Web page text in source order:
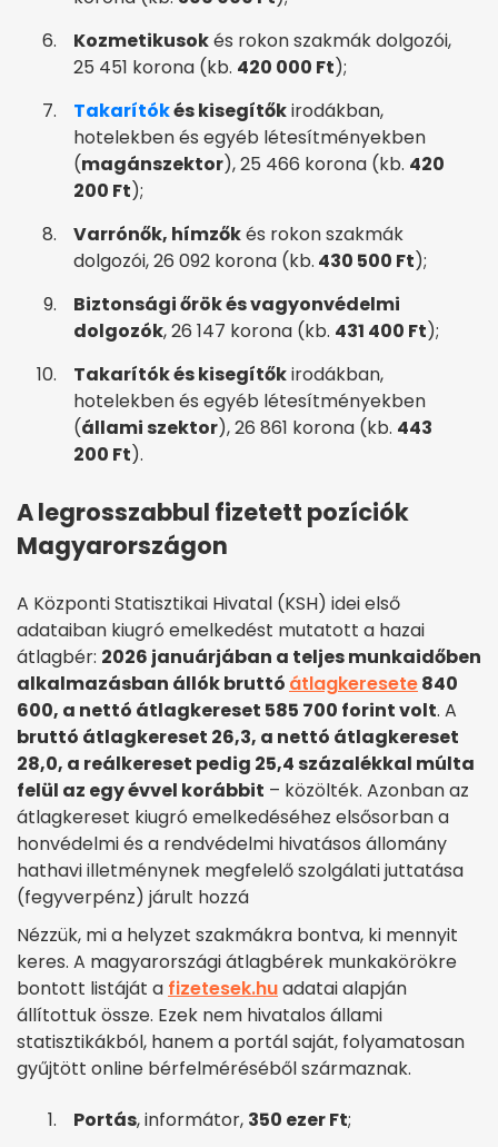
Kozmetikusokés rokon szakmák dolgozói,
25 451 korona (kb. 420 000 Ft);
Takarítókés kisegítőkirodákban,
hotelekben és egyéb létesítményekben
(magánszektor), 25 466 korona (kb. 420
200 Ft);
Varrónők, hímzőkés rokon szakmák
dolgozói, 26 092 korona (kb. 430 500 Ft);
Biztonsági őrök és vagyonvédelmi
dolgozók, 26 147 korona (kb. 431 400 Ft);
Takarítók és kisegítőkirodákban,
hotelekben és egyéb létesítményekben
(állami szektor), 26 861 korona (kb. 443
200 Ft).
A legrosszabbul fizetett pozíciók
Magyarországon
A Központi Statisztikai Hivatal (KSH) idei első
adataiban kiugró emelkedést mutatott a hazai
átlagbér: 2026 januárjában a teljes munkaidőben
alkalmazásban állók bruttó átlagkeresete840
600, a nettó átlagkereset 585 700 forint volt. A
bruttó átlagkereset 26,3, a nettó átlagkereset
28,0, a reálkereset pedig 25,4 százalékkal múlta
felül az egy évvel korábbit – közölték. Azonban az
átlagkereset kiugró emelkedéséhez elsősorban a
honvédelmi és a rendvédelmi hivatásos állomány
hathavi illetménynek megfelelő szolgálati juttatása
(fegyverpénz) járult hozzá
Nézzük, mi a helyzet szakmákra bontva, ki mennyit
keres. A magyarországi átlagbérek munkakörökre
bontott listáját a fizetesek.huadatai alapján
állítottuk össze. Ezek nem hivatalos állami
statisztikákból, hanem a portál saját, folyamatosan
gyűjtött online bérfelméréséből származnak.
Portás, informátor, 350 ezer Ft;